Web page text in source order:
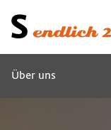
Presse
Videos
Über uns